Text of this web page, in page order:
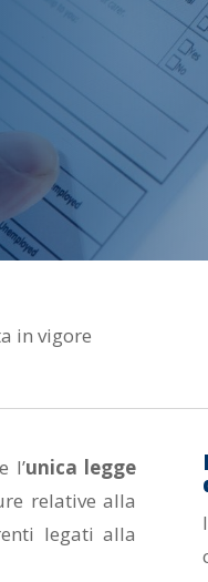
in vigore
l’unica legge
relative alla
legati alla